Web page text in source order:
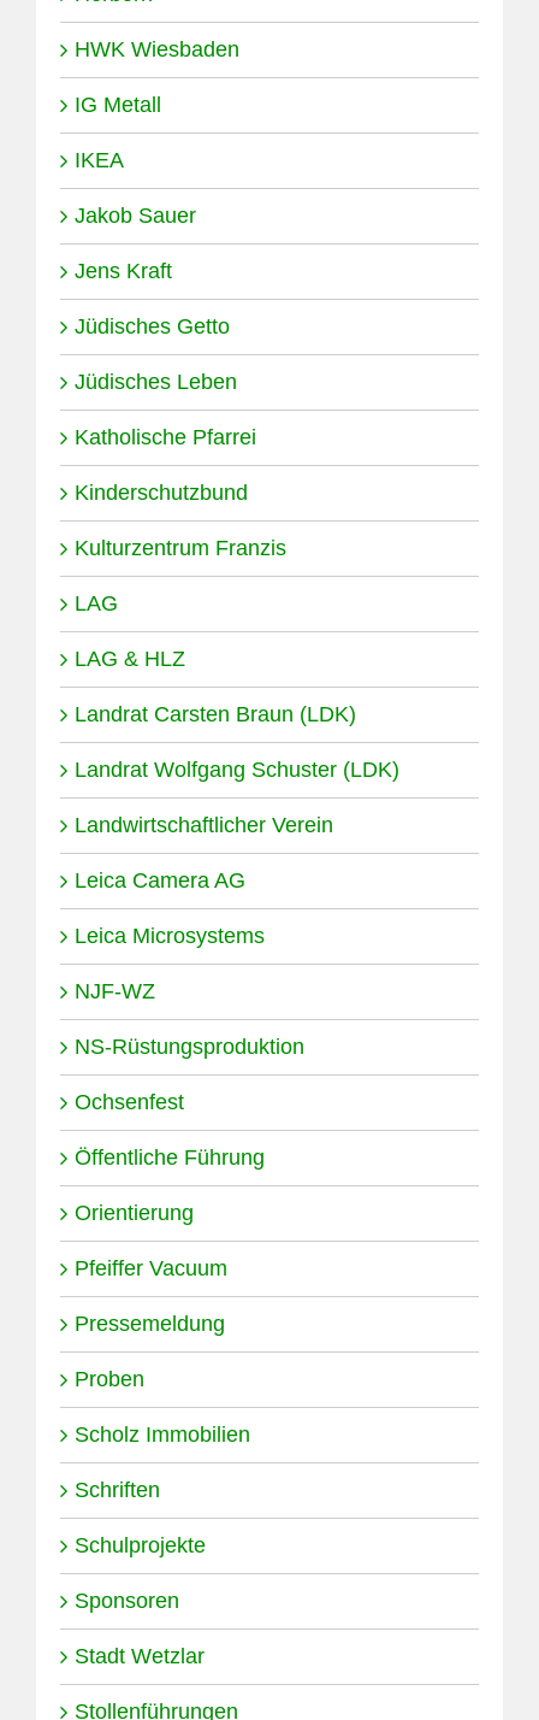
HWK Wiesbaden
IG Metall
IKEA
Jakob Sauer
Jens Kraft
Jüdisches Getto
Jüdisches Leben
Katholische Pfarrei
Kinderschutzbund
Kulturzentrum Franzis
LAG
LAG & HLZ
Landrat Carsten Braun (LDK)
Landrat Wolfgang Schuster (LDK)
Landwirtschaftlicher Verein
Leica Camera AG
Leica Microsystems
NJF-WZ
NS-Rüstungsproduktion
Ochsenfest
Öffentliche Führung
Orientierung
Pfeiffer Vacuum
Pressemeldung
Proben
Scholz Immobilien
Schriften
Schulprojekte
Sponsoren
Stadt Wetzlar
Stollenführungen